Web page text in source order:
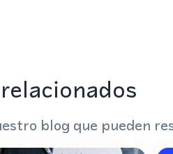
blog que pueden